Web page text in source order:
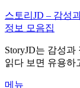
내
용
로
바
스토리JD – 감성
정보 모음집
StoryJD는 감성
읽다 보면 유용하
메뉴